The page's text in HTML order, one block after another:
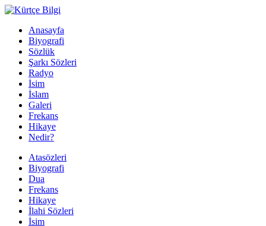
Anasayfa
Biyografi
Sözlük
Şarkı Sözleri
Radyo
İsim
İslam
Galeri
Frekans
Hikaye
Nedir?
Atasözleri
Biyografi
Dua
Frekans
Hikaye
İlahi Sözleri
İsim